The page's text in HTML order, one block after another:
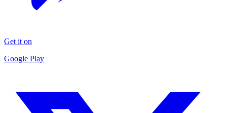
Get it on
Google Play